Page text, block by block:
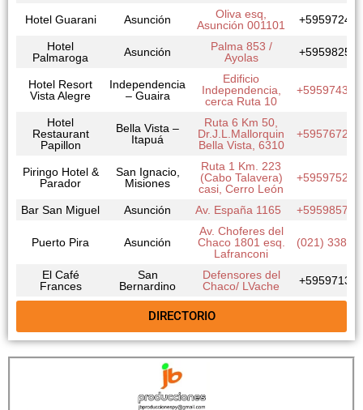
Hotel Guarani Asunción
Oliva esq,
Asunción 001101
Hotel
Palmaroga
Asunción
Palma 853 /
Ayolas
Hotel Resort
Vista Alegre
Independencia
– Guaira
Edificio
Independencia,
cerca Ruta 10
Hotel
Restaurant
Papillon
Bella Vista –
Itapuá
Ruta 6 Km 50,
Dr.J.L.Mallorquin
Bella Vista, 6310
Piringo Hotel &
Parador
San Ignacio,
Misiones
Ruta 1 Km. 223
(Cabo Talavera)
casi, Cerro León
Bar San Miguel Asunción Av. España 1165
Puerto Pira Asunción
Av. Choferes del
Chaco 1801 esq.
Lafranconi
(021) 338
El Café
Frances
San
Bernardino
Defensores del
Chaco/ LVache
DIRECTORIO